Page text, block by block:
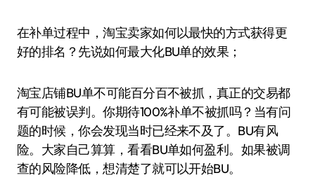
在补单过程中，淘宝卖家如何以最快的方式获得更
好的排名？先说如何最大化BU单的效果；
淘宝店铺BU单不可能百分百不被抓，真正的交易都
有可能被误判。你期待100%补单不被抓吗？当有问
题的时候，你会发现当时已经来不及了。BU有风
险。大家自己算算，看看BU单如何盈利。如果被调
查的风险降低，想清楚了就可以开始BU。